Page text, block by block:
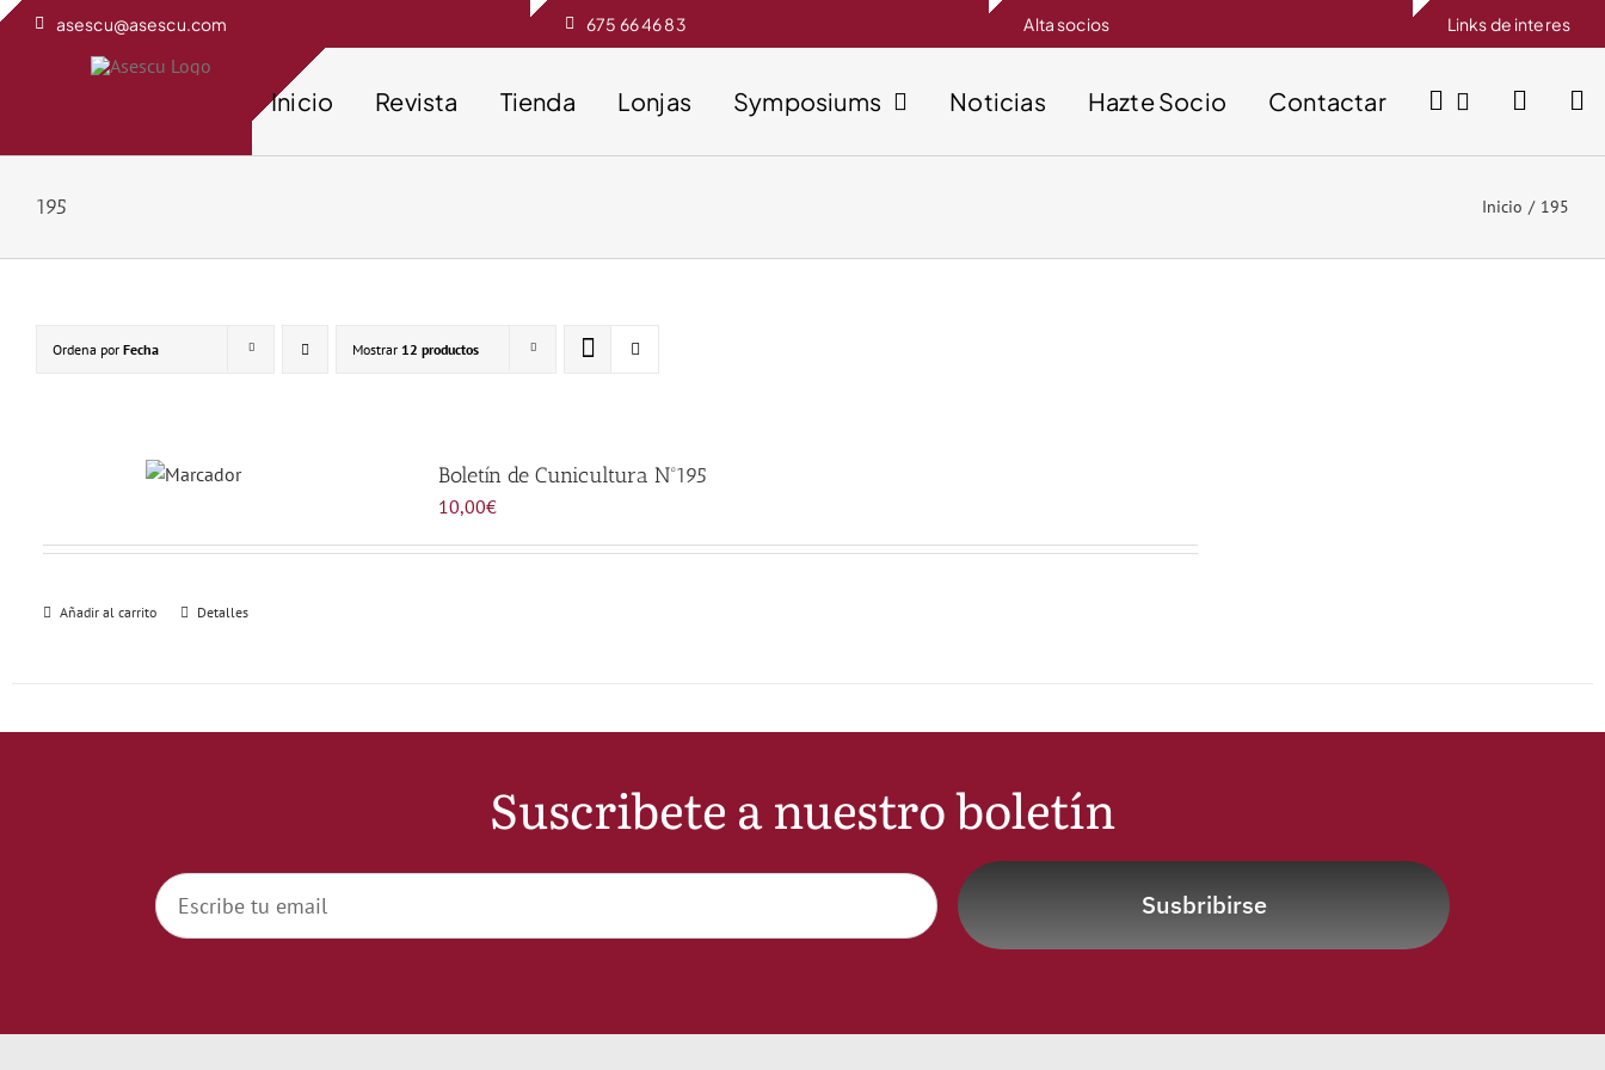
Saltar
asescu@asescu.com 675 66 46 83 Alta socios Links de interes
Inicio Revista Tienda Lonjas Symposiums Noticias Hazte Socio Contactar
195 Inicio 195
Ordena por Fecha Mostrar 12 productos
Boletín de Cunicultura Nº195
10,00€
Añadir al carrito Detalles
Suscribete a nuestro boletín
Susbribirse